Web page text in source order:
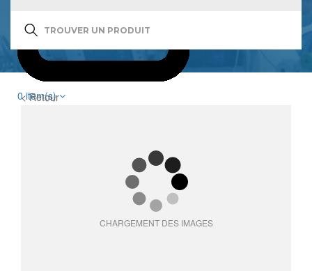
0 item(s)
< Retour
CHARGEMENT DES IMAGES